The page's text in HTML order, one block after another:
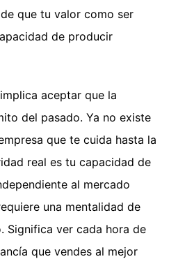
que tu valor como ser
de producir
aceptar que la
del pasado. Ya no existe
que te cuida hasta la
real es tu capacidad de
al mercado
una mentalidad de
Significa ver cada hora de
que vendes al mejor